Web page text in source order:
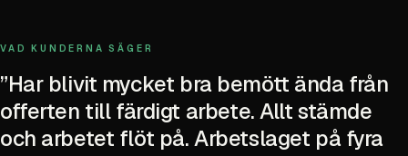
VAD KUNDERNA SÄGER
”Har blivit mycket bra bemött ända från
offerten till färdigt arbete. Allt stämde
och arbetet flöt på. Arbetslaget på fyra